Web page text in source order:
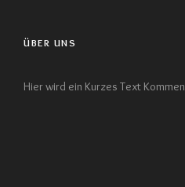
ÜBER UNS
Hier wird ein Kurzes Text Kommen